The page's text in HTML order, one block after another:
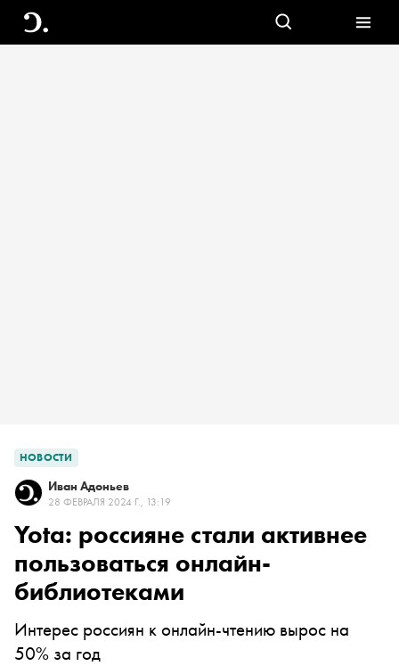
НОВОСТИ
Иван Адоньев
28 ФЕВРАЛЯ 2024 Г., 13:19
Yota: россияне стали активнее
пользоваться онлайн-
библиотеками
Интерес россиян к онлайн-чтению вырос на
50% за год